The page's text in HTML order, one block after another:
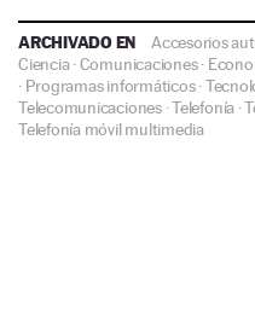
ARCHIVADO EN Accesorios
Ciencia·Comunicaciones·
· Programas informáticos·
Telecomunicaciones·Telefonía ·
Telefonía móvil multimedia